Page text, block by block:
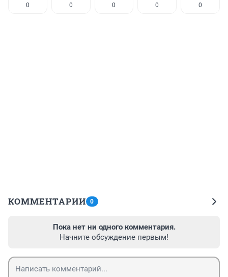
0 0 0 0 0
КОММЕНТАРИИ 0
Пока нет ни одного комментария.
Начните обсуждение первым!